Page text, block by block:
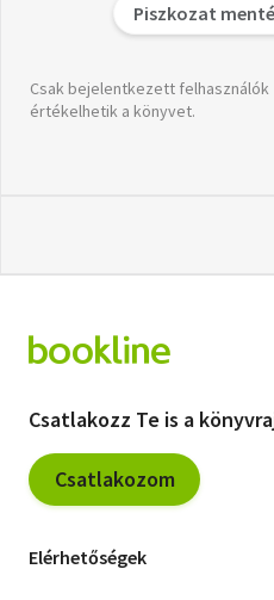
Piszkozat
Csak bejelentkezett felhasználók
értékelhetik a könyvet.
Csatlakozz Te is a
Csatlakozom
Elérhetőségek